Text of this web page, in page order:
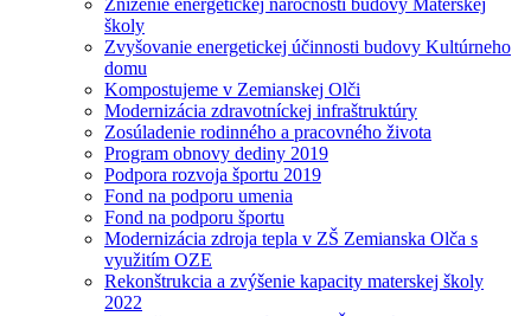
Zníženie energetickej náročnosti budovy Materskej
školy
Zvyšovanie energetickej účinnosti budovy Kultúrneho
domu
Kompostujeme v Zemianskej Olči
Modernizácia zdravotníckej infraštruktúry
Zosúladenie rodinného a pracovného života
Program obnovy dediny 2019
Podpora rozvoja športu 2019
Fond na podporu umenia
Fond na podporu športu
Modernizácia zdroja tepla v ZŠ Zemianska Olča s
využitím OZE
Rekonštrukcia a zvýšenie kapacity materskej školy
2022